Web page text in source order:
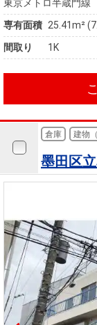
東京メトロ半蔵門線
専有面積 25.41m²
間取り
1K
倉庫 建物
墨田区